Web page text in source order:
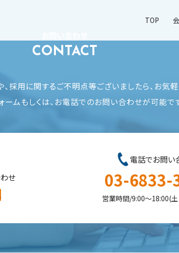
TOP
CONTACT
に関するご不明点等ございましたら、お気軽
ームもしくは、お電話でのお問い合わせが可能で
せ
電話でお問い
03-6833-
営業時間/9:00～18:00(土